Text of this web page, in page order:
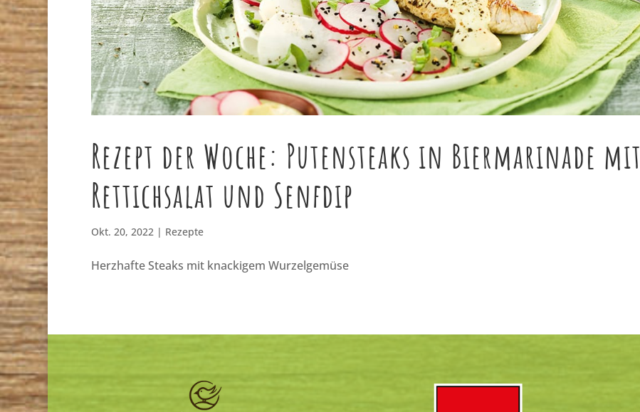
Rezept der Woche: Putensteaks in Biermarinade mit
Rettichsalat und Senfdip
Okt. 20, 2022| Rezepte
Herzhafte Steaks mit knackigem Wurzelgemüse